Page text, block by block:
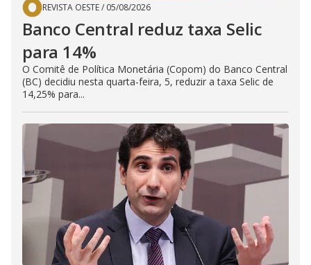
REVISTA OESTE/ 05/08/2026
Banco Central reduz taxa Selic
para 14%
O Comitê de Política Monetária (Copom) do Banco Central
(BC) decidiu nesta quarta-feira, 5, reduzir a taxa Selic de
14,25% para...